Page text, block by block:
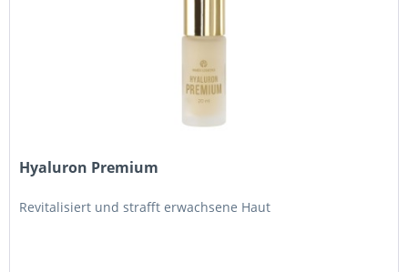
Hyaluron Premium
Revitalisiert und strafft erwachsene Haut